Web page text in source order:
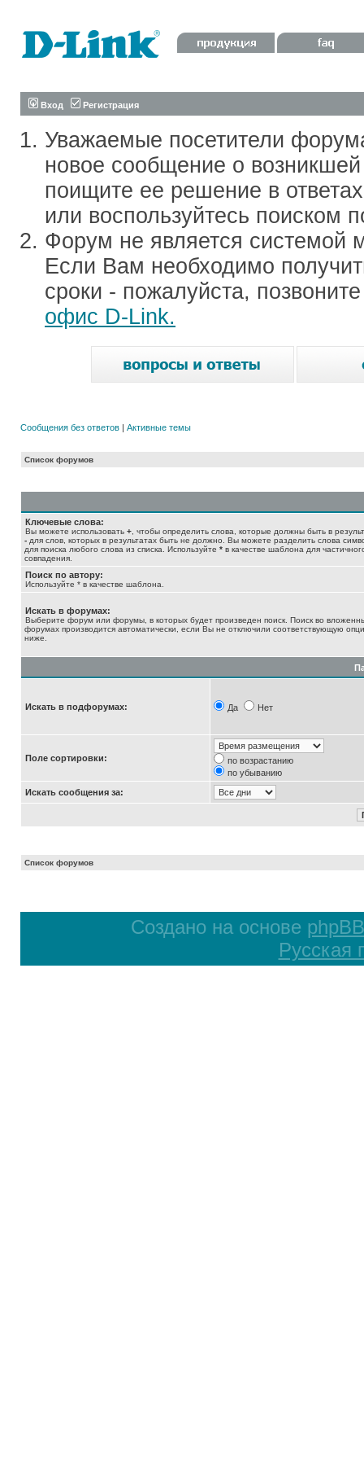
Вход Регистрация
Уважаемые посетители
новое сообщение о
поищите ее решение в
или воспользуйтесь поиском
Форум не является системой
Если Вам необходимо
сроки - пожалуйста,
офис D-Link.
Сообщения без ответов | Активные темы
Список форумов
Ключевые слова:
Вы можете использовать + , чтобы определить слова, которые должны быть в
- для слов, которых в результатах быть не должно. Вы можете разделить слова
для поиска любого слова из списка. Используйте * в качестве шаблона для
совпадения.
Поиск по автору:
Используйте * в качестве шаблона.
Искать в форумах:
Выберите форум или форумы, в которых будет произведен поиск. Поиск во
форумах производится автоматически, если Вы не отключили соответствующую
ниже.
Искать в подфорумах: Да Нет
Поле сортировки:
по возрастанию
по убыванию
Искать сообщения за:
Список форумов
Создано на основе phpBB
Русская